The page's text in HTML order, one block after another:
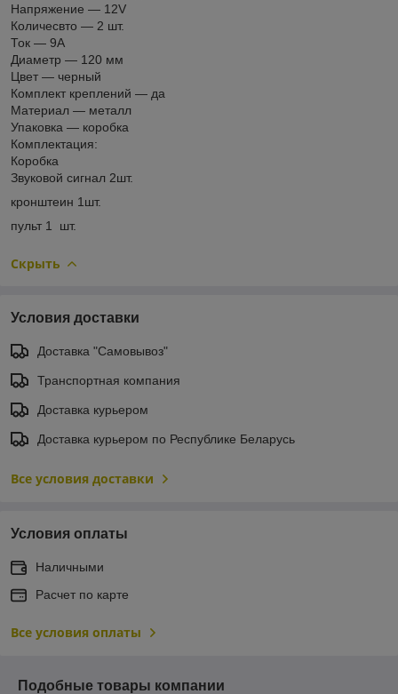
Напряжение — 12V
Количесвто — 2 шт.
Ток — 9А
Диаметр — 120 мм
Цвет — черный
Комплект креплений — да
Материал — металл
Упаковка — коробка
Комплектация:
Коробка
Звуковой сигнал 2шт.
кронштеин 1шт.
пульт 1 шт.
Скрыть
Условия доставки
Доставка "Самовывоз"
Транспортная компания
Доставка курьером
Доставка курьером по Республике Беларусь
Все условия доставки
Условия оплаты
Наличными
Расчет по карте
Все условия оплаты
Подобные товары компании